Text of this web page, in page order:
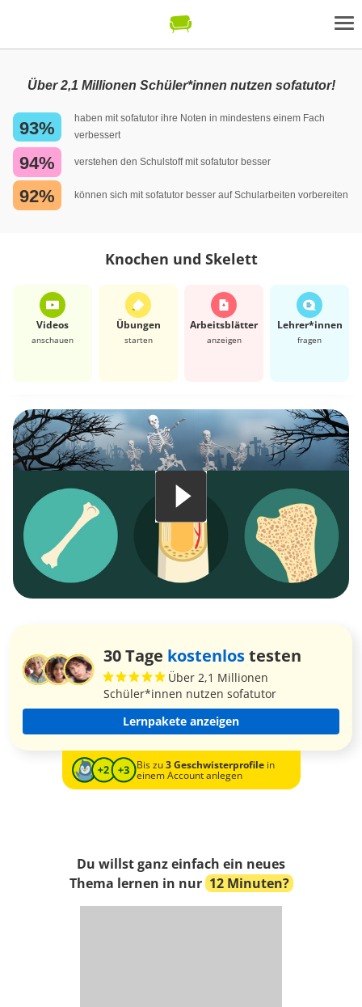
Über 2,1 Millionen Schüler*innen nutzen sofatutor!
93%
haben mit sofatutor ihre Noten in mindestens einem Fach
verbessert
94% verstehen den Schulstoff mit sofatutor besser
92% können sich mit sofatutor besser auf Schularbeiten vorbereiten
Knochen und Skelett
Videos
anschauen
Übungen
starten
Arbeits­blätter
anzeigen
Lehrer*​innen
fragen
30 Tage kostenlostesten
Über 2,1 Millionen
Schüler*innen nutzen sofatutor
Lernpakete anzeigen
Bis zu3 Geschwisterprofilein
einem Account anlegen
Du willst ganz einfach ein neues
Thema lernen in nur 12 Minuten?